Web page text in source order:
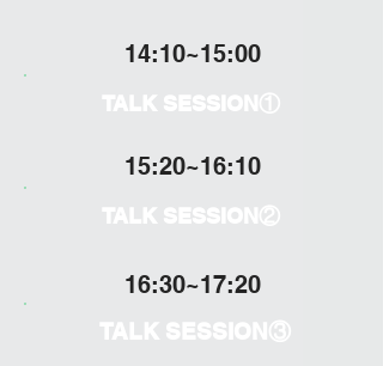
14:10~15:00
15:20~16:10
16:30~17:20